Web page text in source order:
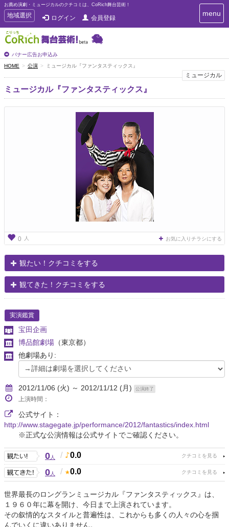
お薦め演劇・ミュージカルのクチコミは、CoRich舞台芸術！
T
o
g
g
e
n
a
v
i
地域選択 ログイン 会員登録
バナー広告お申込み
T
o
n
i
menu
HOME 公演 ミュージカル『ファンタスティックス』
ミュージカル
ミュージカル『ファンタスティックス』
0 人 お気に入りチラシにする
観たい！クチコミをする
観てきた！クチコミをする
実演鑑賞
宝田企画
博品館劇場 （東京都）
他劇場あり:
2012/11/06 (火) ～ 2012/11/12 (月) 公演終了
上演時間：
公式サイト：
http://www.stagegate.jp/performance/2012/fantastics/index.html
※正式な公演情報は公式サイトでご確認ください。
0人 / 0.0
0人 / 0.0
世界最長のロングランミュージカル『ファンタスティックス』は、
１９６０年に幕を開け、今日まで上演されています。
その叙情的なスタイルと普遍性は、これからも多くの人々の心を掴
んでいくに違いありません。